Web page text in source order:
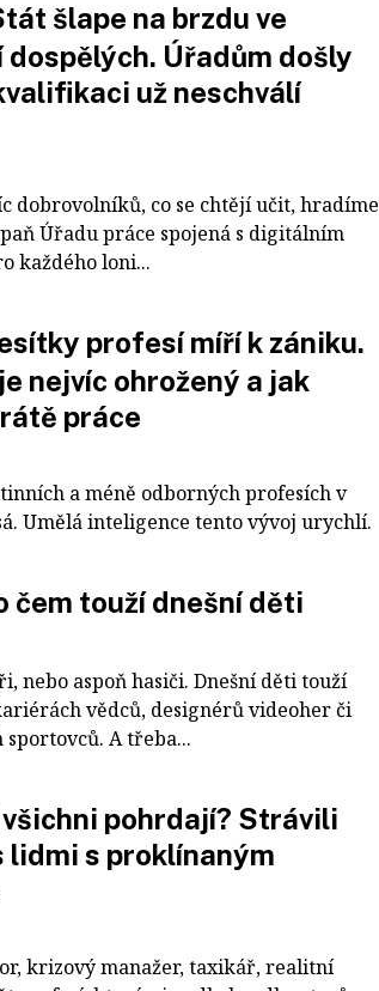
šlape na brzdu ve
dospělých. Úřadům došly
už neschválí
dobrovolníků, co se chtějí učit, hradíme
Úřadu práce spojená s digitálním
každého loni...
profesí míří k zániku.
nejvíc ohrožený a jak
práce
a méně odborných profesích v
Umělá inteligence tento vývoj urychlí.
čem touží dnešní děti
nebo aspoň hasiči. Dnešní děti touží
vědců, designérů videoher či
A třeba...
pohrdají? Strávili
lidmi s proklínaným
krizový manažer, taxikář, realitní